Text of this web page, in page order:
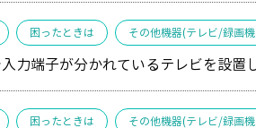
困ったときは その他機器(テレビ/録画
力端子が分かれているテレビを設置
困ったときは その他機器(テレビ/録画